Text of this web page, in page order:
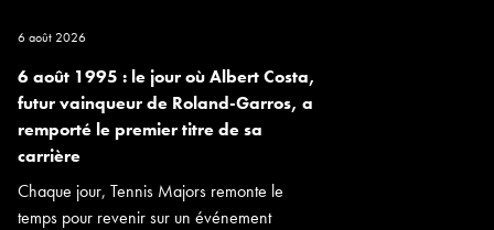
6 août 2026
6 août 1995 : le jour où Albert Costa,
futur vainqueur de Roland-Garros, a
remporté le premier titre de sa
carrière
Chaque jour, Tennis Majors remonte le
temps pour revenir sur un événement